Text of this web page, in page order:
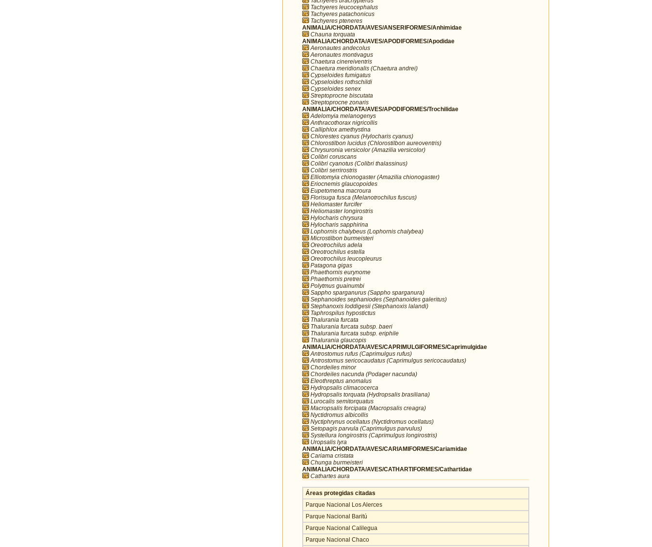
Tachyeres leucocephalus
Tachyeres patachonicus
Tachyeres pteneres
ANIMALIA/CHORDATA/AVES/ANSERIFORMES/Anhimidae
Chauna torquata
ANIMALIA/CHORDATA/AVES/APODIFORMES/Apodidae
Aeronautes andecolus
Aeronautes montivagus
Chaetura cinereiventris
Chaetura meridionalis (Chaetura andrei)
Cypseloides fumigatus
Cypseloides rothschildi
Cypseloides senex
Streptoprocne biscutata
Streptoprocne zonaris
ANIMALIA/CHORDATA/AVES/APODIFORMES/Trochilidae
Adelomyia melanogenys
Anthracothorax nigricollis
Calliphlox amethystina
Chlorestes cyanus (Hylocharis cyanus)
Chlorostilbon lucidus (Chlorostilbon aureoventris)
Chrysuronia versicolor (Amazilia versicolor)
Colibri coruscans
Colibri cyanotus (Colibri thalassinus)
Colibri serrirostris
Elliotomyia chionogaster (Amazilia chionogaster)
Eriocnemis glaucopoides
Eupetomena macroura
Florisuga fusca (Melanotrochilus fuscus)
Heliomaster furcifer
Heliomaster longirostris
Hylocharis chrysura
Hylocharis sapphirina
Lophornis chalybeus (Lophornis chalybea)
Microstilbon burmeisteri
Oreotrochilus adela
Oreotrochilus estella
Oreotrochilus leucopleurus
Patagona gigas
Phaethornis eurynome
Phaethornis pretrei
Polytmus guainumbi
Sappho sparganurus (Sappho sparganura)
Sephanoides sephaniodes (Sephanoides galeritus)
Stephanoxis loddigesii (Stephanoxis lalandi)
Taphrospilus hypostictus
Thalurania furcata
Thalurania furcata subsp. baeri
Thalurania furcata subsp. eriphile
Thalurania glaucopis
ANIMALIA/CHORDATA/AVES/CAPRIMULGIFORMES/Caprimulgidae
Antrostomus rufus (Caprimulgus rufus)
Antrostomus sericocaudatus (Caprimulgus sericocaudatus)
Chordeiles minor
Chordeiles nacunda (Podager nacunda)
Eleothreptus anomalus
Hydropsalis climacocerca
Hydropsalis torquata (Hydropsalis brasiliana)
Lurocalis semitorquatus
Macropsalis forcipata (Macropsalis creagra)
Nyctidromus albicollis
Nyctiphrynus ocellatus (Nyctidromus ocellatus)
Setopagis parvula (Caprimulgus parvulus)
Systellura longirostris (Caprimulgus longirostris)
Uropsalis lyra
ANIMALIA/CHORDATA/AVES/CARIAMIFORMES/Cariamidae
Cariama cristata
Chunga burmeisteri
ANIMALIA/CHORDATA/AVES/CATHARTIFORMES/Cathartidae
Cathartes aura
Áreas protegidas citadas
Parque Nacional Los Alerces
Parque Nacional Baritú
Parque Nacional Calilegua
Parque Nacional Chaco